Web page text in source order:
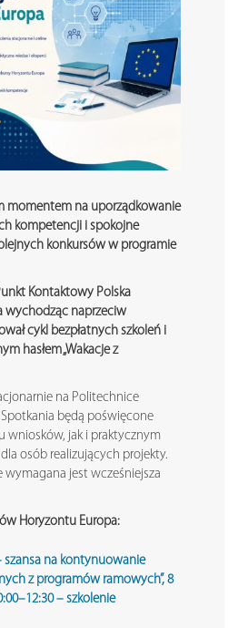
momentem na uporządkowanie
kompetencji i spokojne
konkursów w programie
Kontaktowy Polska
wychodząc naprzeciw
cykl bezpłatnych szkoleń i
hasłem „Wakacje z
na Politechnice
będą poświęcone
wniosków, jak i praktycznym
osób realizujących projekty.
wymagana jest wcześniejsza
Horyzontu Europa:
szansa na kontynuowanie
z programów ramowych”, 8
– szkolenie